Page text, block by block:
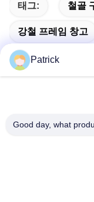
태그: 철골
강철 프레임 창고
Patrick
Good day, what